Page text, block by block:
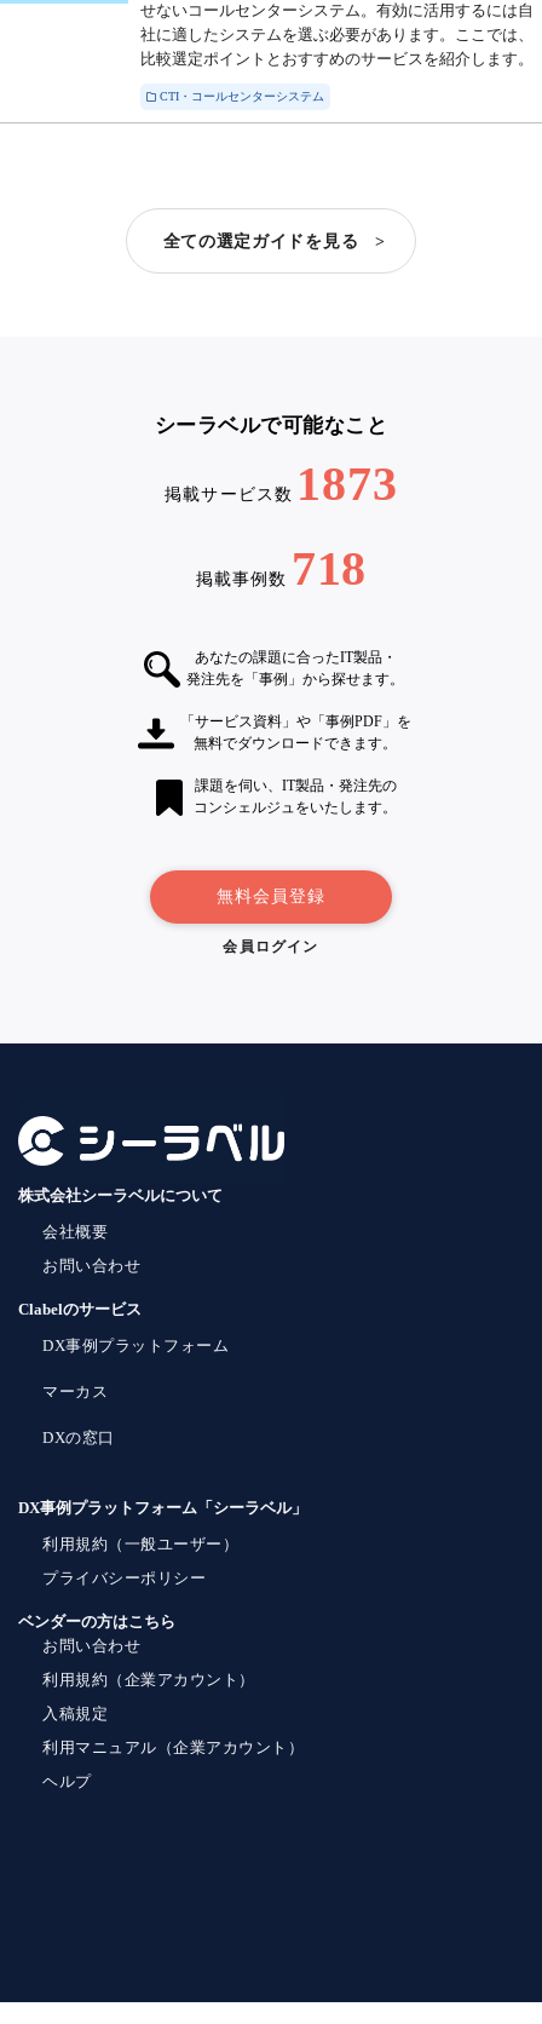
せないコールセンターシステム。有効に活用するには自
社に適したシステムを選ぶ必要があります。ここでは、
比較選定ポイントとおすすめのサービスを紹介します。
CTI・コールセンターシステム
全ての選定ガイドを見る >
シーラベルで可能なこと
掲載サービス数 1873
掲載事例数 718
あなたの課題に合ったIT製品・
発注先を「事例」から探せます。
「サービス資料」や「事例PDF」を
無料でダウンロードできます。
課題を伺い、IT製品・発注先の
コンシェルジュをいたします。
無料会員登録
会員ログイン
株式会社シーラベルについて
会社概要
お問い合わせ
Clabelのサービス
DX事例プラットフォーム
マーカス
DXの窓口
DX事例プラットフォーム「シーラベル」
利用規約（一般ユーザー）
プライバシーポリシー
ベンダーの方はこちら
お問い合わせ
利用規約（企業アカウント）
入稿規定
利用マニュアル（企業アカウント）
ヘルプ